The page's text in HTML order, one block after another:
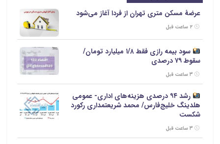
عرضهٔ مسکن متری تهران از فردا آغاز می‌شود
سود بیمه رازی فقط ۱/۸ میلیارد تومان/
سقوط ۷۹ درصدی
رشد ۹۴ درصدی هزینه‌های اداری- عمومی
هلدینگ خلیج‌فارس/ محمد شریعتمداری رکورد
شکست